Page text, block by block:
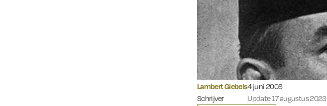
Lambert Giebels
Schrijver
Gepubliceerd op:
4 juni 2008
Update 17 augustus 2023